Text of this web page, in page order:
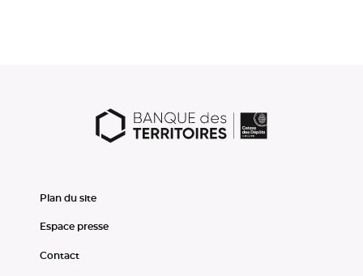
Plan du site
Espace presse
Contact